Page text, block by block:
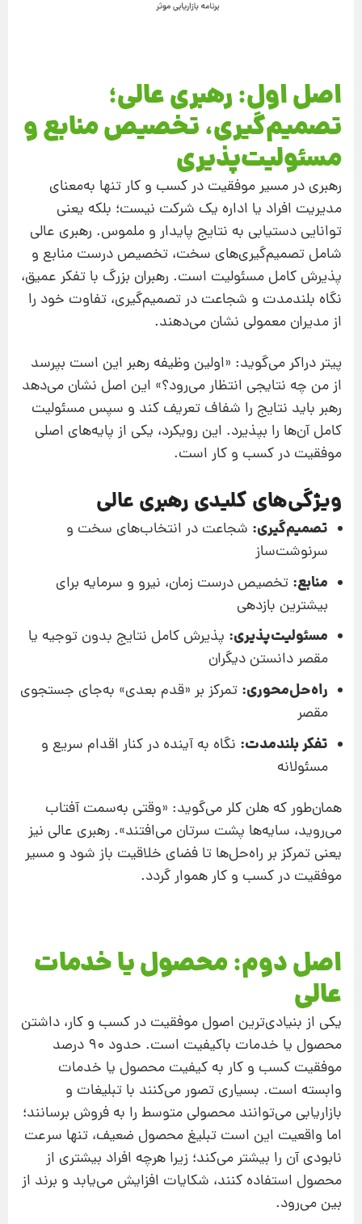
اصل اول: رهبری عالی؛
تصمیم‌گیری، تخصیص منابع و
مسئولیت‌پذیری
رهبری در مسیر موفقیت در کسب‌ و کار تنها به‌معنای
مدیریت افراد یا اداره یک شرکت نیست؛ بلکه یعنی
توانایی دستیابی به نتایج پایدار و ملموس. رهبری عالی
شامل تصمیم‌گیری‌های سخت، تخصیص درست منابع و
پذیرش کامل مسئولیت است. رهبران بزرگ با تفکر عمیق،
نگاه بلندمدت و شجاعت در تصمیم‌گیری، تفاوت خود را
از مدیران معمولی نشان می‌دهند.
پیتر دراکر می‌گوید: «اولین وظیفه رهبر این است بپرسد
از من چه نتایجی انتظار می‌رود؟» این اصل نشان می‌دهد
رهبر باید نتایج را شفاف تعریف کند و سپس مسئولیت
کامل آن‌ها را بپذیرد. این رویکرد، یکی از پایه‌های اصلی
موفقیت در کسب‌ و کار است.
ویژگی‌های کلیدی رهبری عالی
تصمیم‌گیری: شجاعت در انتخاب‌های سخت و
سرنوشت‌ساز
منابع: تخصیص درست زمان، نیرو و سرمایه برای
بیشترین بازدهی
مسئولیت‌پذیری: پذیرش کامل نتایج بدون توجیه یا
مقصر دانستن دیگران
راه‌حل‌محوری: تمرکز بر «قدم بعدی» به‌جای جستجوی
مقصر
تفکر بلندمدت: نگاه به آینده در کنار اقدام سریع و
مسئولانه
همان‌طور که هلن کلر می‌گوید: «وقتی به‌سمت آفتاب
می‌روید، سایه‌ها پشت سرتان می‌افتند». رهبری عالی نیز
یعنی تمرکز بر راه‌حل‌ها تا فضای خلاقیت باز شود و مسیر
موفقیت در کسب‌ و کار هموار گردد.
اصل دوم: محصول یا خدمات
عالی
یکی از بنیادی‌ترین اصول موفقیت در کسب‌ و کار، داشتن
محصول یا خدمات باکیفیت است. حدود ۹۰ درصد
موفقیت کسب‌ و کار به کیفیت محصول یا خدمات
وابسته است. بسیاری تصور می‌کنند با تبلیغات و
بازاریابی می‌توانند محصولی متوسط را به فروش برسانند؛
اما واقعیت این است تبلیغ محصول ضعیف، تنها سرعت
نابودی آن را بیشتر می‌کند؛ زیرا هرچه افراد بیشتری از
محصول استفاده کنند، شکایات افزایش می‌یابد و برند از
بین می‌رود.